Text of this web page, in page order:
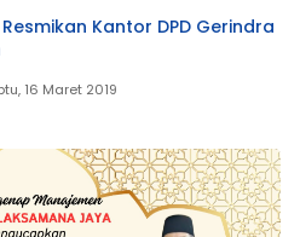
Kantor DPD Gerindra
16 Maret 2019